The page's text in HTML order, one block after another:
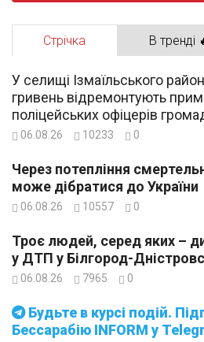
Стрічка В тренді
Будьте в курсі подій. Підписуйтесь на
Бессарабію INFORM у
У селищі Ізмаїльського
гривень відремонтують
поліцейських офіцерів
06.08.26 10233 0
Через потепління
може дібратися до України
06.08.26 10557 0
Троє людей, серед яких –
у ДТП у Білгород-
06.08.26 7965 0